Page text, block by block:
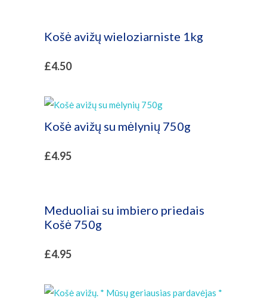
Košė avižų wieloziarniste 1kg
£4.50
Košė avižų su mėlynių 750g
£4.95
Meduoliai su imbiero priedais
Košė 750g
£4.95